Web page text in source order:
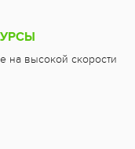
на высокой скорости